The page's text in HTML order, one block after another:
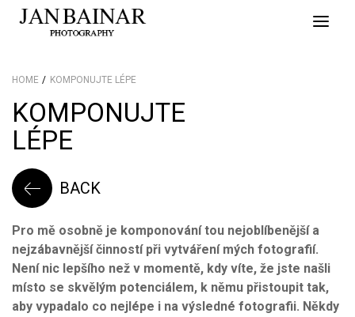
Toggle
HOME KOMPONUJTE LÉPE
KOMPONUJTE
LÉPE
BACK
Pro mě osobně je komponování tou nejoblíbenější a
nejzábavnější činností při vytváření mých fotografií.
Není nic lepšího než v momentě, kdy víte, že jste našli
místo se skvělým potenciálem, k němu přistoupit tak,
aby vypadalo co nejlépe i na výsledné fotografii. Někdy